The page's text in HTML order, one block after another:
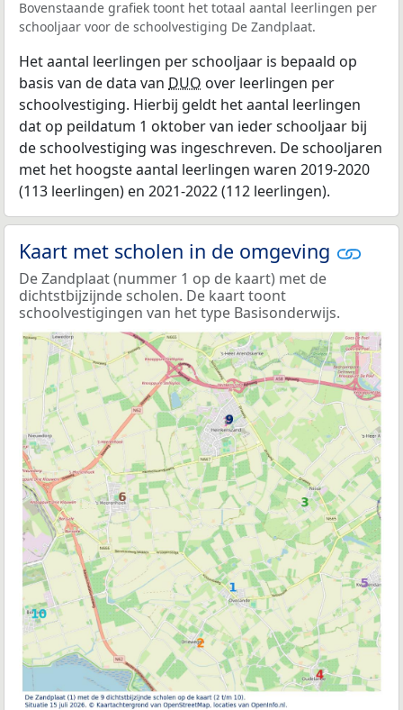
Bovenstaande grafiek toont het totaal aantal leerlingen per
schooljaar voor de schoolvestiging De Zandplaat.
Het aantal leerlingen per schooljaar is bepaald op
basis van de data van DUO over leerlingen per
schoolvestiging. Hierbij geldt het aantal leerlingen
dat op peildatum 1 oktober van ieder schooljaar bij
de schoolvestiging was ingeschreven. De schooljaren
met het hoogste aantal leerlingen waren 2019-2020
(113 leerlingen) en 2021-2022 (112 leerlingen).
Kaart met scholen in de omgeving
De Zandplaat (nummer 1 op de kaart) met de
dichtstbijzijnde scholen. De kaart toont
schoolvestigingen van het type Basisonderwijs.